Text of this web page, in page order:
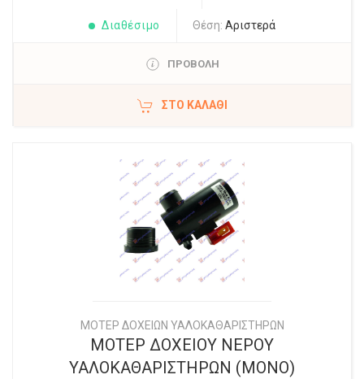
Διαθέσιμο Θέση: Αριστερά
ΠΡΟΒΟΛΗ
ΣΤΟ ΚΑΛΆΘΙ
ΜΟΤΕΡ ΔΟΧΕΙΩΝ ΥΑΛΟΚΑΘΑΡΙΣΤΗΡΩΝ
ΜΟΤΕΡ ΔΟΧΕΙΟΥ ΝΕΡΟΥ
ΥΑΛΟΚΑΘΑΡΙΣΤΗΡΩΝ (ΜΟΝΟ)